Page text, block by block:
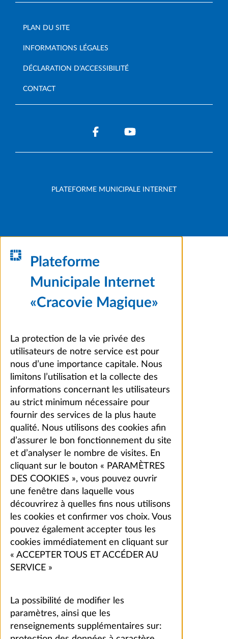
PLAN DU SITE
INFORMATIONS LÉGALES
DÉCLARATION D’ACCESSIBILITÉ
CONTACT
PLATEFORME MUNICIPALE INTERNET
Plateforme
Municipale Internet
«Cracovie Magique»
La protection de la vie privée des
utilisateurs de notre service est pour
nous d’une importance capitale. Nous
limitons l’utilisation et la collecte des
informations concernant les utilisateurs
au strict minimum nécessaire pour
fournir des services de la plus haute
qualité. Nous utilisons des cookies afin
d’assurer le bon fonctionnement du site
et d’analyser le nombre de visites. En
cliquant sur le bouton « PARAMÈTRES
DES COOKIES », vous pouvez ouvrir
une fenêtre dans laquelle vous
découvrirez à quelles fins nous utilisons
les cookies et confirmer vos choix. Vous
pouvez également accepter tous les
cookies immédiatement en cliquant sur
« ACCEPTER TOUS ET ACCÉDER AU
SERVICE »
La possibilité de modifier les
paramètres, ainsi que les
renseignements supplémentaires sur: